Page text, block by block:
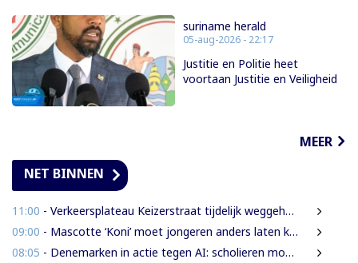
suriname herald
05-aug-2026 - 22:17
Justitie en Politie heet
voortaan Justitie en Veiligheid
MEER
NET BINNEN
11:00 - Verkeersplateau Keizerstraat tijdelijk weggehaald vanwege chaos rond Domineestraat
09:00 - Mascotte ‘Koni’ moet jongeren anders laten kijken naar Surinaamse houtsector
08:05 - Denemarken in actie tegen AI: scholieren moeten extra mondelinge examens doen